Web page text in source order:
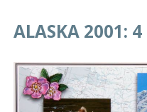
ALASKA 2001: